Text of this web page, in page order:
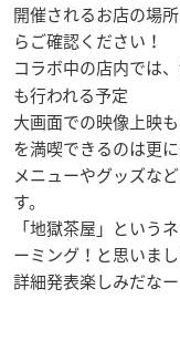
開催されるお店の場
らご確認ください！
コラボ中の店内では、
も行われる予定
大画面での映像上映
を満喫できるのは更
メニューやグッズな
す。
「地獄茶屋」という
ーミング！と思いまし
詳細発表楽しみだなー